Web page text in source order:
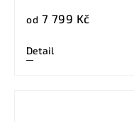
od 7 799 Kč
Detail